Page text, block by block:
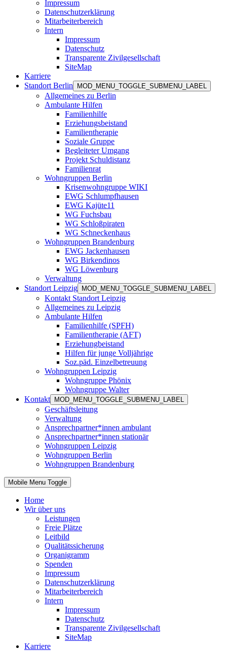
Impressum
Datenschutzerklärung
Mitarbeiterbereich
Intern
Impressum
Datenschutz
Transparente Zivilgesellschaft
SiteMap
Karriere
Standort Berlin
MOD_MENU_TOGGLE_SUBMENU_LABEL
Allgemeines zu Berlin
Ambulante Hilfen
Familienhilfe
Erziehungsbeistand
Familientherapie
Soziale Gruppe
Begleiteter Umgang
Projekt Schuldistanz
Familienrat
Wohngruppen Berlin
Krisenwohngruppe WIKI
EWG Schlumpfhausen
EWG Kajüte11
WG Fuchsbau
WG Schloßpiraten
WG Schneckenhaus
Wohngruppen Brandenburg
EWG Jackenhausen
WG Birkendinos
WG Löwenburg
Verwaltung
Standort Leipzig
MOD_MENU_TOGGLE_SUBMENU_LABEL
Kontakt Standort Leipzig
Allgemeines zu Leipzig
Ambulante Hilfen
Familienhilfe (SPFH)
Familientherapie (AFT)
Erziehungbeistand
Hilfen für junge Volljährige
Soz.päd. Einzelbetreuung
Wohngruppen Leipzig
Wohngruppe Phönix
Wohngruppe Walter
Kontakt
MOD_MENU_TOGGLE_SUBMENU_LABEL
Geschäftsleitung
Verwaltung
Ansprechpartner*innen ambulant
Ansprechpartner*innen stationär
Wohngruppen Leipzig
Wohngruppen Berlin
Wohngruppen Brandenburg
Mobile Menu Toggle
Home
Wir über uns
Leistungen
Freie Plätze
Leitbild
Qualitätssicherung
Organigramm
Spenden
Impressum
Datenschutzerklärung
Mitarbeiterbereich
Intern
Impressum
Datenschutz
Transparente Zivilgesellschaft
SiteMap
Karriere